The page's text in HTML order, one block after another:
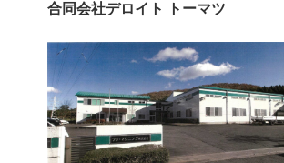
合同会社デロイト トーマツ